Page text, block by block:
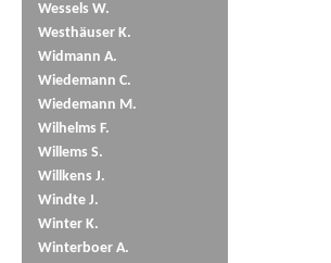
Wessels W.
Westhäuser K.
Widmann A.
Wiedemann C.
Wiedemann M.
Wilhelms F.
Willems S.
Willkens J.
Windte J.
Winter K.
Winterboer A.